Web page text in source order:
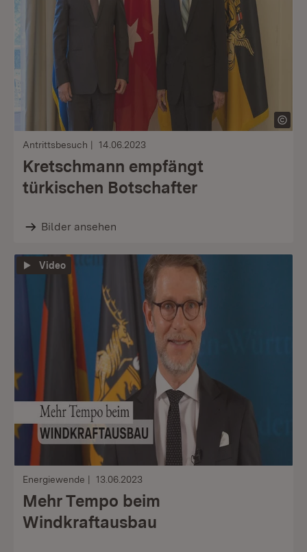
Antrittsbesuch 14.06.2023
Kretschmann empfängt
türkischen Botschafter
Bilder ansehen
Video
Energiewende 13.06.2023
Mehr Tempo beim
Windkraftausbau